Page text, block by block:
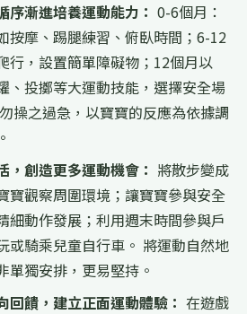
序漸進培養運動能力： 0-6個月：
按摩、踢腿練習、俯臥時間；6-12
行，設置簡單障礙物；12個月以
、投擲等大運動技能，選擇安全場
操之過急，以寶寶的反應為依據調
，創造更多運動機會： 將散步變成
寶觀察周圍環境；讓寶寶參與安全
細動作發展；利用週末時間參與戶
或騎乘兒童自行車。 將運動自然地
單獨安排，更易堅持。
回饋，建立正面運動體驗： 在遊戲